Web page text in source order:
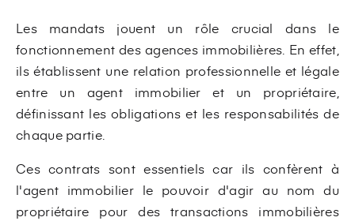
Les mandats jouent un rôle crucial dans le
fonctionnement des agences immobilières. En effet,
ils établissent une relation professionnelle et légale
entre un agent immobilier et un propriétaire,
définissant les obligations et les responsabilités de
chaque partie.
Ces contrats sont essentiels car ils confèrent à
l'agent immobilier le pouvoir d'agir au nom du
propriétaire pour des transactions immobilières